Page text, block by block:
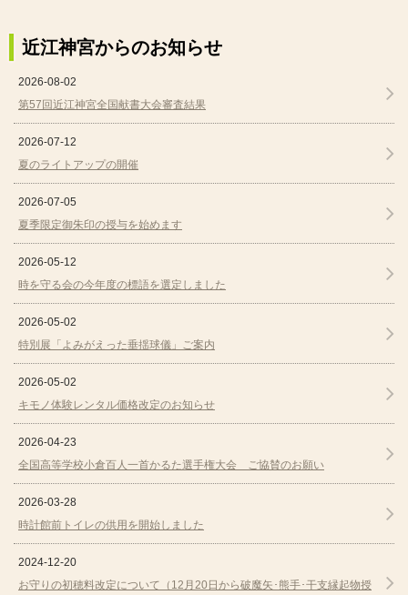
近江神宮からのお知らせ
2026-08-02
第57回近江神宮全国献書大会審査結果
2026-07-12
夏のライトアップの開催
2026-07-05
夏季限定御朱印の授与を始めます
2026-05-12
時を守る会の今年度の標語を選定しました
2026-05-02
特別展「よみがえった垂揺球儀」ご案内
2026-05-02
キモノ体験レンタル価格改定のお知らせ
2026-04-23
全国高等学校小倉百人一首かるた選手権大会 ご協賛のお願い
2026-03-28
時計館前トイレの供用を開始しました
2024-12-20
お守りの初穂料改定について（12月20日から破魔矢･熊手･干支縁起物授